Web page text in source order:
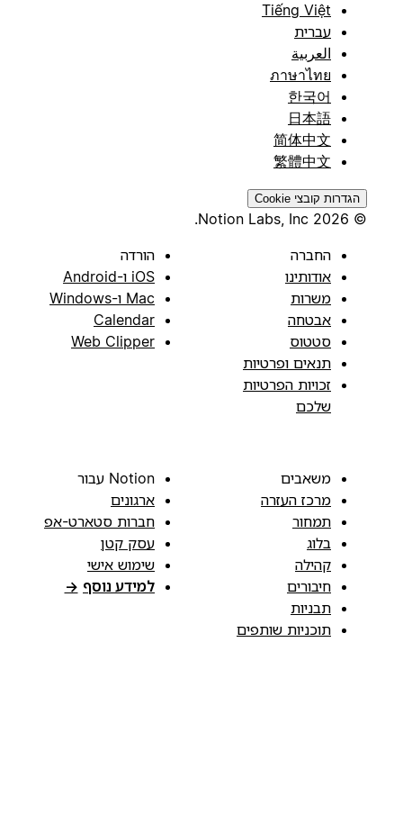
Tiếng Việt
עברית
العربية
ภาษาไทย
한국어
日本語
简体中文
繁體中文
הגדרות קובצי Cookie
החברה
אודותינו
משרות
אבטחה
סטטוס
תנאים ופרטיות
זכויות הפרטיות
שלכם
הורדה
iOS ו-Android
Mac ו-Windows
Calendar
Web Clipper
משאבים
מרכז העזרה
תמחור
בלוג
קהילה
חיבורים
תבניות
תוכניות שותפים
Notion עבור
ארגונים
חברות סטארט-אפ
עסק קטן
שימוש אישי
למידע נוסף →